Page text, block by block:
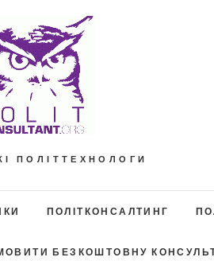
ПОЛІТТЕХНОЛОГИ
ПОЛІТКОНСАЛТИНГ
БЕЗКОШТОВНУ